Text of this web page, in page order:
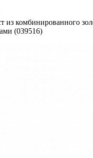
из комбинированного
(039516)